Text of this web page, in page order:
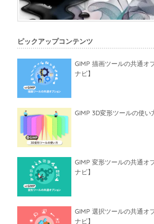
ピックアップコンテンツ
GIMP 描画ツールの共通オ
ナビ】
GIMP 3D変形ツールの使い
GIMP 変形ツールの共通オ
ナビ】
GIMP 選択ツールの共通オ
ナビ】